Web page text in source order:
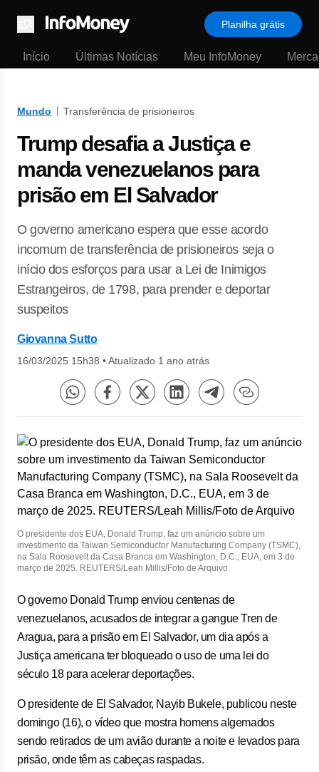
Menu
Planilha grátis
Início Últimas Notícias Meu InfoMoney
Mundo Transferência de prisioneiros
Trump desafia a Justiça e
manda venezuelanos para
prisão em El Salvador
O governo americano espera que esse acordo
incomum de transferência de prisioneiros seja o
início dos esforços para usar a Lei de Inimigos
Estrangeiros, de 1798, para prender e deportar
suspeitos
Giovanna Sutto
16/03/2025 15h38 •Atualizado 1 ano atrás
O presidente dos EUA, Donald Trump, faz um anúncio sobre um
investimento da Taiwan Semiconductor Manufacturing Company (TSMC),
na Sala Roosevelt da Casa Branca em Washington, D.C., EUA, em 3 de
março de 2025. REUTERS/Leah Millis/Foto de Arquivo
O governo Donald Trump enviou centenas de
venezuelanos, acusados de integrar a gangue Tren de
Aragua, para a prisão em El Salvador, um dia após a
Justiça americana ter bloqueado o uso de uma lei do
século 18 para acelerar deportações.
O presidente de El Salvador, Nayib Bukele, publicou neste
domingo (16), o vídeo que mostra homens algemados
sendo retirados de um avião durante a noite e levados para
prisão, onde têm as cabeças raspadas.